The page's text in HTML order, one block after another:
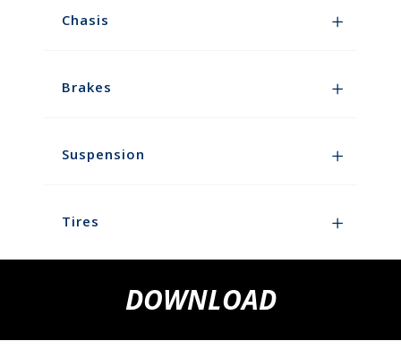
Chasis
Brakes
Suspension
Tires
DOWNLOAD